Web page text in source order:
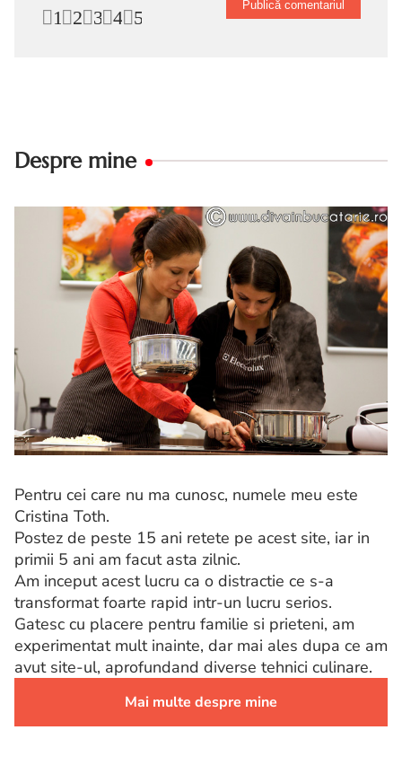
5
4
3
2
1
Despre mine
Pentru cei care nu ma cunosc, numele meu este
Cristina Toth.
Postez de peste 15 ani retete pe acest site, iar in
primii 5 ani am facut asta zilnic.
Am inceput acest lucru ca o distractie ce s-a
transformat foarte rapid intr-un lucru serios.
Gatesc cu placere pentru familie si prieteni, am
experimentat mult inainte, dar mai ales dupa ce am
avut site-ul, aprofundand diverse tehnici culinare.
Mai multe despre mine